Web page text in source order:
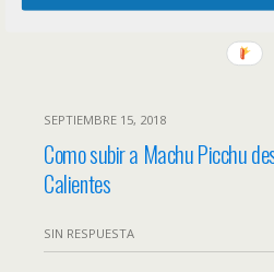
SEPTIEMBRE 15, 2018
Como subir a Machu Picchu
Calientes
SIN RESPUESTA